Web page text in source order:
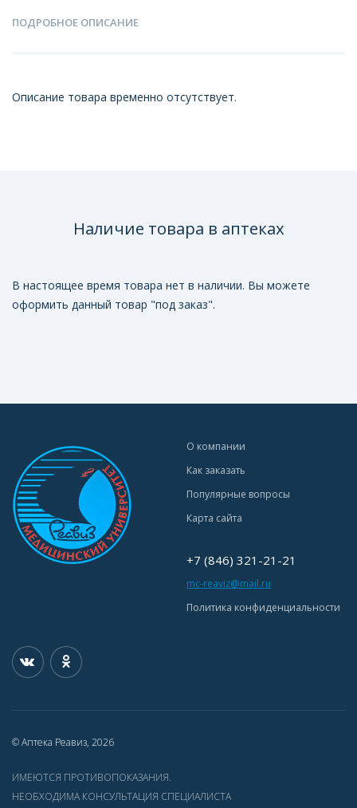
ПОДРОБНОЕ ОПИСАНИЕ
Описание товара временно отсутствует.
Наличие товара в аптеках
В настоящее время товара нет в наличии. Вы можете
оформить данный товар "под заказ".
О компании
Как заказать
Популярные вопросы
Карта сайта
+7 (846) 321-21-21
mc-reaviz@mail.ru
Политика конфиденциальности
© Аптека Реавиз, 2026
ИМЕЮТСЯ ПРОТИВОПОКАЗАНИЯ.
НЕОБХОДИМА КОНСУЛЬТАЦИЯ СПЕЦИАЛИСТА